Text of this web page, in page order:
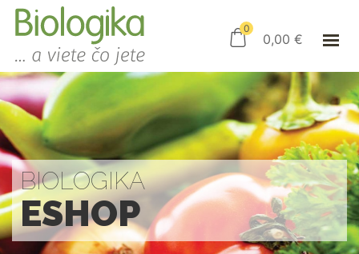
ESHOP
AKO NAKUPOVAŤ
KAMENNÝ OBCHOD
KONTAKT
0
0,00 €
PRIHLÁSENIE
BIOLOGIKA
ESHOP